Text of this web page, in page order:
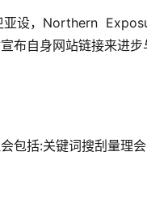
亚设，Northern
布自身网站链接来进
括:关键词搜刮量理